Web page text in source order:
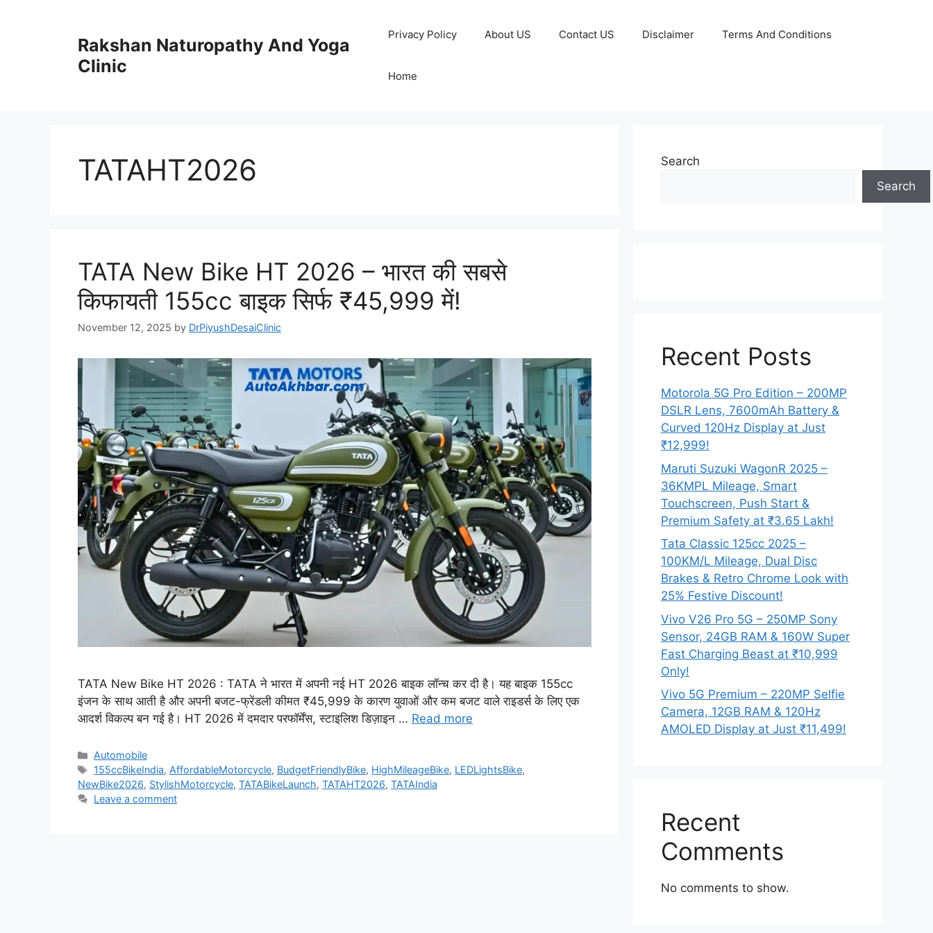
Rakshan Naturopathy And Yoga
Clinic
Privacy Policy About US Contact US Disclaimer Terms And Conditions
Home
TATAHT2026
TATA New Bike HT 2026 – भारत की सबसे
किफायती 155cc बाइक सिर्फ ₹45,999 में!
November 12, 2025 by DrPiyushDesaiClinic
TATA New Bike HT 2026 : TATA ने भारत में अपनी नई HT 2026 बाइक लॉन्च कर दी है। यह बाइक 155cc
इंजन के साथ आती है और अपनी बजट-फ्रेंडली कीमत ₹45,999 के कारण युवाओं और कम बजट वाले राइडर्स के लिए एक
आदर्श विकल्प बन गई है। HT 2026 में दमदार परफॉर्मेंस, स्टाइलिश डिज़ाइन … Read more
Categories
Automobile
Tags
155ccBikeIndia, AffordableMotorcycle, BudgetFriendlyBike, HighMileageBike, LEDLightsBike,
NewBike2026, StylishMotorcycle, TATABikeLaunch, TATAHT2026, TATAIndia
Leave a comment
Search
Search
Recent Posts
Motorola 5G Pro Edition – 200MP
DSLR Lens, 7600mAh Battery &
Curved 120Hz Display at Just
₹12,999!
Maruti Suzuki WagonR 2025 –
36KMPL Mileage, Smart
Touchscreen, Push Start &
Premium Safety at ₹3.65 Lakh!
Tata Classic 125cc 2025 –
100KM/L Mileage, Dual Disc
Brakes & Retro Chrome Look with
25% Festive Discount!
Vivo V26 Pro 5G – 250MP Sony
Sensor, 24GB RAM & 160W Super
Fast Charging Beast at ₹10,999
Only!
Vivo 5G Premium – 220MP Selfie
Camera, 12GB RAM & 120Hz
AMOLED Display at Just ₹11,499!
Recent
Comments
No comments to show.